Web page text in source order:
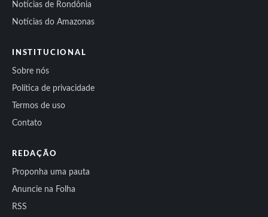
Notícias de Rondônia
Notícias do Amazonas
INSTITUCIONAL
Sobre nós
Política de privacidade
Termos de uso
Contato
REDAÇÃO
Proponha uma pauta
Anuncie na Folha
RSS